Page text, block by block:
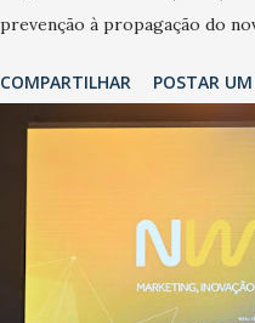
prevenção à propagação do
da pandemia e atendimento
que o Estado tem
em formas de
cuidados com os ambientes
estamos vivendo uma
anos, com aumento de casos
se de uma epidemia com um
COMPARTILHAR POSTAR